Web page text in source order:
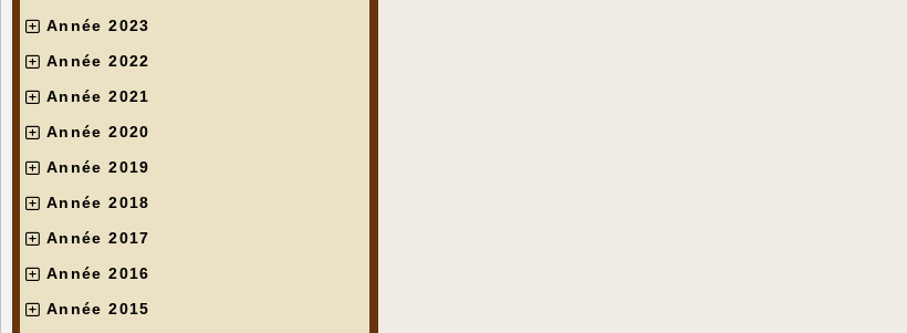
Année 2023
Année 2022
Année 2021
Année 2020
Année 2019
Année 2018
Année 2017
Année 2016
Année 2015